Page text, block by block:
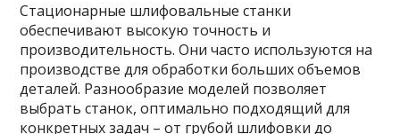
Стационарные шлифовальные станки
обеспечивают высокую точность и
производительность. Они часто используются на
производстве для обработки больших объемов
деталей. Разнообразие моделей позволяет
выбрать станок, оптимально подходящий для
конкретных задач – от грубой шлифовки до